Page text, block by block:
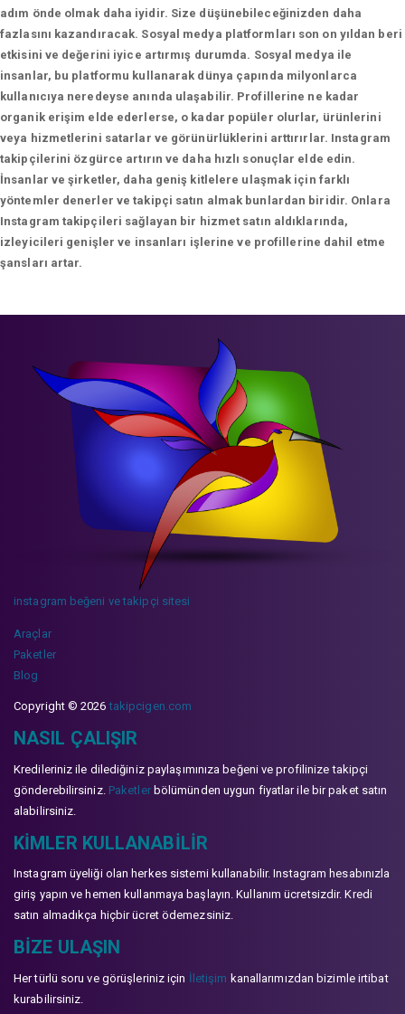
adım önde olmak daha iyidir. Size düşünebileceğinizden daha
fazlasını kazandıracak. Sosyal medya platformları son on yıldan beri
etkisini ve değerini iyice artırmış durumda. Sosyal medya ile
insanlar, bu platformu kullanarak dünya çapında milyonlarca
kullanıcıya neredeyse anında ulaşabilir. Profillerine ne kadar
organik erişim elde ederlerse, o kadar popüler olurlar, ürünlerini
veya hizmetlerini satarlar ve görünürlüklerini arttırırlar. Instagram
takipçilerini özgürce artırın ve daha hızlı sonuçlar elde edin.
İnsanlar ve şirketler, daha geniş kitlelere ulaşmak için farklı
yöntemler denerler ve takipçi satın almak bunlardan biridir. Onlara
Instagram takipçileri sağlayan bir hizmet satın aldıklarında,
izleyicileri genişler ve insanları işlerine ve profillerine dahil etme
şansları artar.
instagram beğeni ve takipçi sitesi
Araçlar
Paketler
Blog
Copyright © 2026takipcigen.com
NASIL ÇALIŞIR
Kredileriniz ile dilediğiniz paylaşımınıza beğeni ve profilinize takipçi
gönderebilirsiniz. Paketlerbölümünden uygun fiyatlar ile bir paket satın
alabilirsiniz.
KIMLER KULLANABILIR
Instagram üyeliği olan herkes sistemi kullanabilir. Instagram hesabınızla
giriş yapın ve hemen kullanmaya başlayın. Kullanım ücretsizdir. Kredi
satın almadıkça hiçbir ücret ödemezsiniz.
BIZE ULAŞIN
Her türlü soru ve görüşleriniz için İletişim kanallarımızdan bizimle irtibat
kurabilirsiniz.